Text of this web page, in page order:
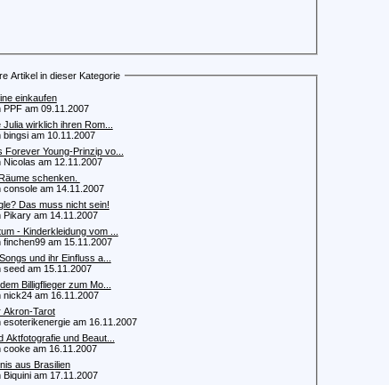
Artikel in dieser Kategorie
einkaufen
am 09.11.2007
Julia wirklich ihren Rom...
am 10.11.2007
Forever Young-Prinzip vo...
am 12.11.2007
schenken.
am 14.11.2007
Das muss nicht sein!
am 14.11.2007
- Kinderkleidung vom ...
am 15.11.2007
und ihr Einfluss a...
am 15.11.2007
Billigflieger zum Mo...
am 16.11.2007
Akron-Tarot
am 16.11.2007
Aktfotografie und Beaut...
am 16.11.2007
aus Brasilien
am 17.11.2007